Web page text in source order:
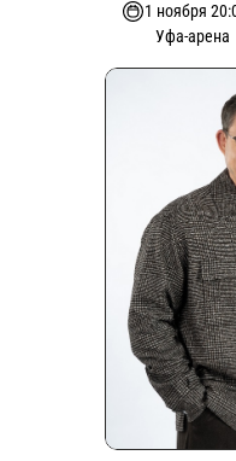
1 ноября
Уфа-арена